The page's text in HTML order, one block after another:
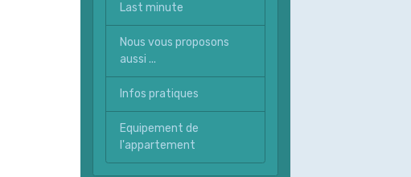
Last minute
Nous vous proposons
aussi ...
Infos pratiques
Equipement de
l'appartement